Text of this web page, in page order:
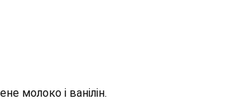
молоко і ванілін.